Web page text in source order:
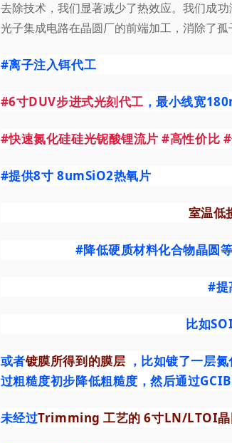
去除技术，我们显著减少了热效应。我们成
光子集成电路在晶圆厂的前端加工，消除了孤
#离子注入铒代工
#6寸DUV步进式光刻代工 ，最小线宽
#快速氮化硅硅光铌酸锂流片 #高性价比
#提供8寸 8umSiO2热氧片
室温低
#降低硬质材料化合物晶圆
#提
比如
或者镀膜所得到的膜层 ，比如镀了一层
过粗糙度初步降低粗糙度，然后通过
未经过Trimming 工艺的 6寸LN/LTOI晶